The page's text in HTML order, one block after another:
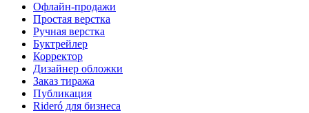
Офлайн-продажи
Простая верстка
Ручная верстка
Буктрейлер
Корректор
Дизайнер обложки
Заказ тиража
Публикация
Rideró для бизнеса